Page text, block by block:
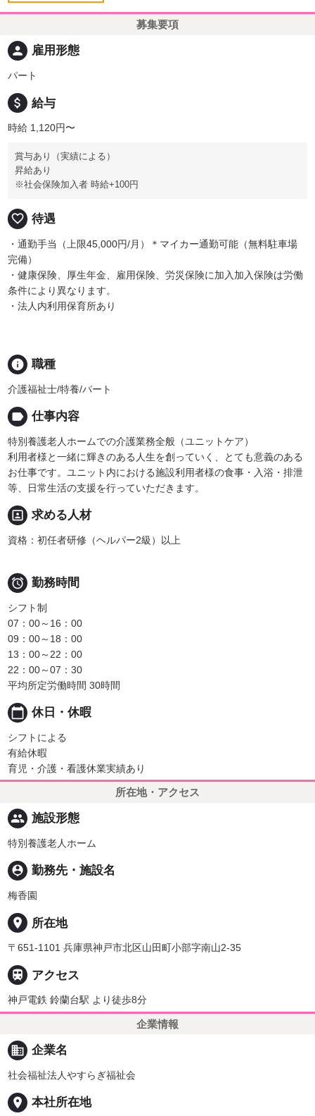
募集要項
person 雇用形態
パート
attach_money 給与
時給 1,120円〜
賞与あり（実績による）
昇給あり
※社会保険加入者 時給+100円
favorite_border 待遇
・通勤手当（上限45,000円/月）＊マイカー通勤可能（無料駐車場
完備）
・健康保険、厚生年金、雇用保険、労災保険に加入加入保険は労働
条件により異なります。
・法人内利用保育所あり
info 職種
介護福祉士/特養/パート
label 仕事内容
特別養護老人ホームでの介護業務全般（ユニットケア）
利用者様と一緒に輝きのある人生を創っていく、とても意義のある
お仕事です。ユニット内における施設利用者様の食事・入浴・排泄
等、日常生活の支援を行っていただきます。
portrait 求める人材
資格：初任者研修（ヘルパー2級）以上
 勤務時間
シフト制
07：00～16：00
09：00～18：00
13：00～22：00
22：00～07：30
平均所定労働時間 30時間
calendar_today 休日・休暇
シフトによる
有給休暇
育児・介護・看護休業実績あり
所在地・アクセス
people 施設形態
特別養護老人ホーム
person_pin 勤務先・施設名
梅香園
place 所在地
〒651-1101 兵庫県神戸市北区山田町小部字南山2-35
 アクセス
神戸電鉄 鈴蘭台駅 より徒歩8分
企業情報
business 企業名
社会福祉法人やすらぎ福祉会
place 本社所在地